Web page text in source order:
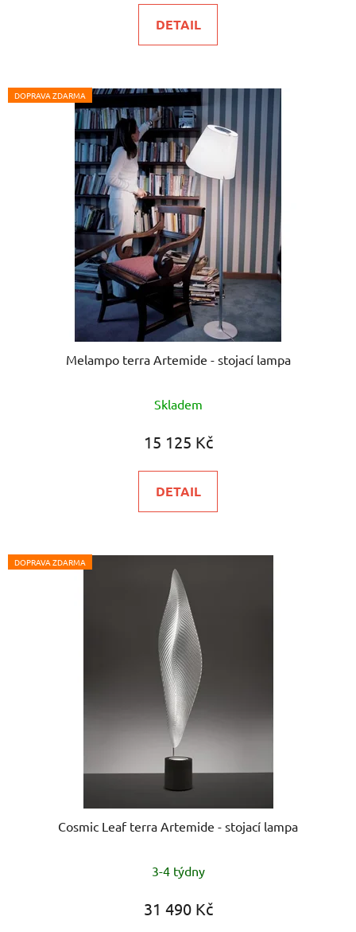
5,0
z
DETAIL
DOPRAVA ZDARMA
Melampo terra Artemide - stojací lampa
Skladem
15 125 Kč
DETAIL
DOPRAVA ZDARMA
Cosmic Leaf terra Artemide - stojací lampa
3-4 týdny
31 490 Kč